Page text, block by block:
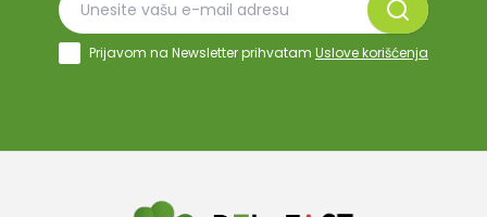
Prijavom na Newsletter prihvatam Uslove korišćenja